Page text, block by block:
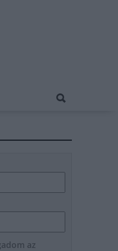
az